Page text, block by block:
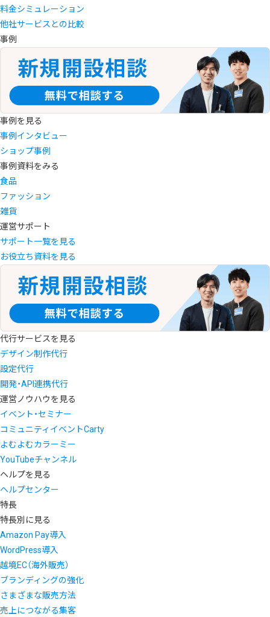
料金シミュレーション
他社サービスとの比較
事例
事例を見る
事例インタビュー
ショップ事例
事例資料をみる
食品
ファッション
雑貨
運営サポート
サポート一覧を見る
お役立ち資料を見る
代行サービスを見る
デザイン制作代行
設定代行
開発・API連携代行
運営ノウハウを見る
イベント・セミナー
コミュニティイベントCarty
よむよむカラーミー
YouTubeチャンネル
ヘルプを見る
ヘルプセンター
特長
特長別に見る
Amazon Pay導入
WordPress導入
越境EC（海外販売）
ブランディングの強化
さまざまな販売方法
売上につながる集客